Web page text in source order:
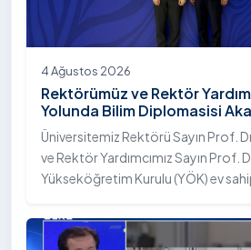
4 Ağustos 2026
Rektörümüz ve Rektör
Yolunda Bilim Diplomasisi
Toplantısına Katıldı
Üniversitemiz Rektörü Sayın Prof.
ve Rektör Yardımcımız Sayın Prof.
Yükseköğretim Kurulu (YÖK) ev
Bilim Diplomasisi: Akademi
katıldı.